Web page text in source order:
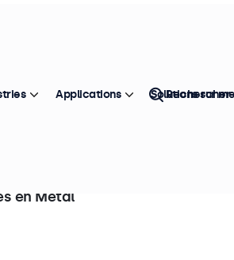
utilisation continue. Ces moniteurs HDMI
polyvalentes, leur permettant de
en Métal
Applications Solutions sur
Rechercher